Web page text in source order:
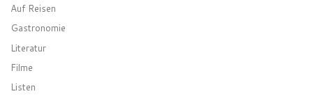
Auf Reisen
Gastronomie
Literatur
Filme
Listen